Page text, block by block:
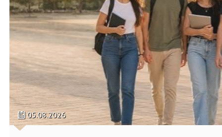
05.08.2026